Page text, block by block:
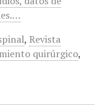
, Revista
quirúrgico,